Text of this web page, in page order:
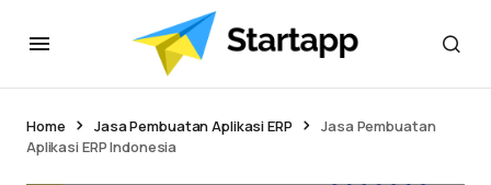
Home Jasa Pembuatan Aplikasi ERP
Jasa Pembuatan
Aplikasi ERP Indonesia